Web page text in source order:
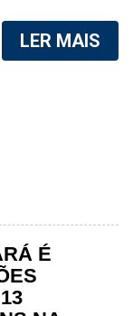
A
corpo de
foto, no
A
Marília
sobre o
LER MAIS
É